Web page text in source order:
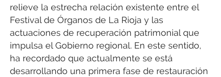
relieve la estrecha relación existente entre el
Festival de Órganos de La Rioja y las
actuaciones de recuperación patrimonial que
impulsa el Gobierno regional. En este sentido,
ha recordado que actualmente se está
desarrollando una primera fase de restauración